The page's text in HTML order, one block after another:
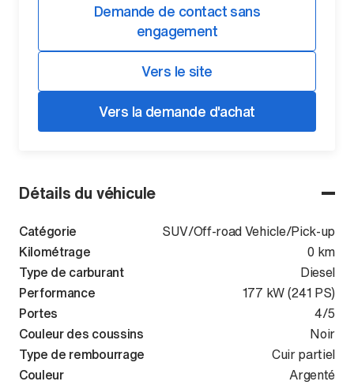
Détails du véhicule
Catégorie
SUV/Off-road Vehicle/Pick-up
Kilométrage
0 km
Type de carburant
Diesel
Performance
177 kW (241 PS)
Portes
4/5
Couleur des coussins
Noir
Type de rembourrage
Cuir partiel
Couleur
Argenté
Demande de contact sans
engagement
Vers le site
Vers la demande d'achat